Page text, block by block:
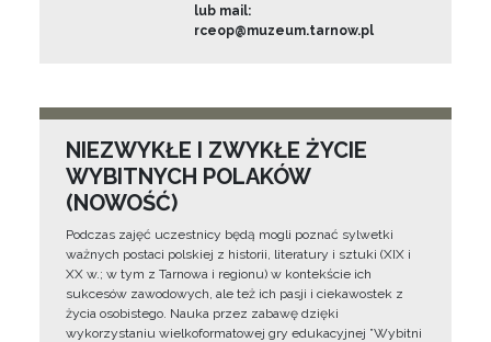
lub mail:
rceop@muzeum.tarnow.pl
NIEZWYKŁE I ZWYKŁE ŻYCIE
WYBITNYCH POLAKÓW
(NOWOŚĆ)
Podczas zajęć uczestnicy będą mogli poznać sylwetki
ważnych postaci polskiej z historii, literatury i sztuki (XIX i
XX w.; w tym z Tarnowa i regionu) w kontekście ich
sukcesów zawodowych, ale też ich pasji i ciekawostek z
życia osobistego. Nauka przez zabawę dzięki
wykorzystaniu wielkoformatowej gry edukacyjnej ”Wybitni